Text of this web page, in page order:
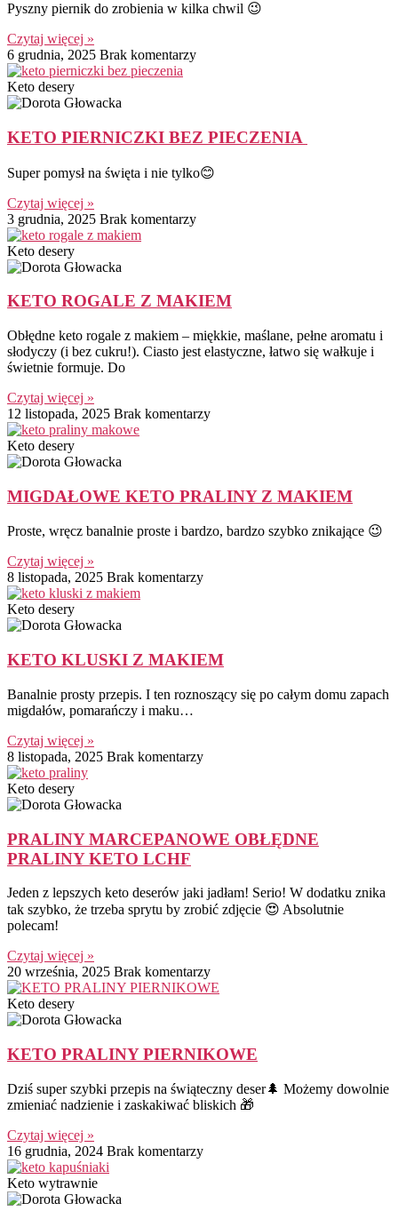
Pyszny piernik do zrobienia w kilka chwil 😉
Czytaj więcej »
6 grudnia, 2025 Brak komentarzy
Keto desery
KETO PIERNICZKI BEZ PIECZENIA
Super pomysł na święta i nie tylko😊
Czytaj więcej »
3 grudnia, 2025 Brak komentarzy
Keto desery
KETO ROGALE Z MAKIEM
Obłędne keto rogale z makiem – miękkie, maślane, pełne aromatu i
słodyczy (i bez cukru!). Ciasto jest elastyczne, łatwo się wałkuje i
świetnie formuje. Do
Czytaj więcej »
12 listopada, 2025 Brak komentarzy
Keto desery
MIGDAŁOWE KETO PRALINY Z MAKIEM
Proste, wręcz banalnie proste i bardzo, bardzo szybko znikające 😉
Czytaj więcej »
8 listopada, 2025 Brak komentarzy
Keto desery
KETO KLUSKI Z MAKIEM
Banalnie prosty przepis. I ten roznoszący się po całym domu zapach
migdałów, pomarańczy i maku…
Czytaj więcej »
8 listopada, 2025 Brak komentarzy
Keto desery
PRALINY MARCEPANOWE OBŁĘDNE
PRALINY KETO LCHF
Jeden z lepszych keto deserów jaki jadłam! Serio! W dodatku znika
tak szybko, że trzeba sprytu by zrobić zdjęcie 😍 Absolutnie
polecam!
Czytaj więcej »
20 września, 2025 Brak komentarzy
Keto desery
KETO PRALINY PIERNIKOWE
Dziś super szybki przepis na świąteczny deser🌲 Możemy dowolnie
zmieniać nadzienie i zaskakiwać bliskich 🎁
Czytaj więcej »
16 grudnia, 2024 Brak komentarzy
Keto wytrawnie